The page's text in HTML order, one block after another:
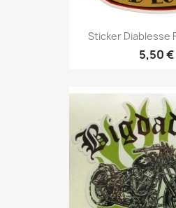
Sticker Diablesse
5,50 €